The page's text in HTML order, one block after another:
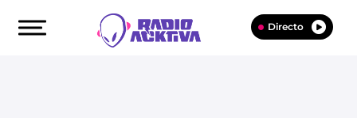
Directo